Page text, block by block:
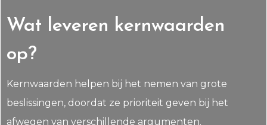
Wat leveren kernwaarden
op?
Kernwaarden helpen bij het nemen van grote
beslissingen, doordat ze prioriteit geven bij het
afwegen van verschillende argumenten.